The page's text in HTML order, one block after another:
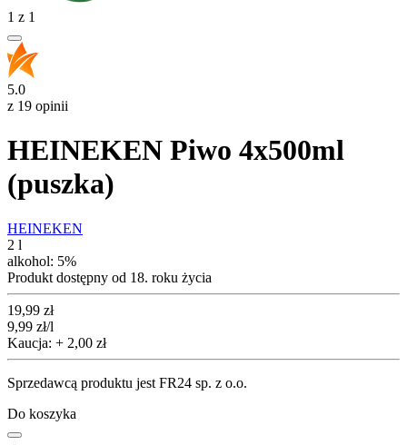
1 z 1
5.0
z 19 opinii
HEINEKEN Piwo 4x500ml
(puszka)
HEINEKEN
2 l
alkohol: 5%
Produkt dostępny od 18. roku życia
Cena
19,99 zł
9,99 zł/l
Kaucja: + 2,00 zł
Sprzedawcą produktu jest FR24 sp. z o.o.
Do koszyka